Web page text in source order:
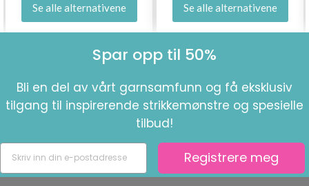
Se alle alternativene Se alle alternativene
Spar opp til 50%
Bli en del av vårt garnsamfunn og få eksklusiv
tilgang til inspirerende strikkemønstre og spesielle
tilbud!
Registrere meg